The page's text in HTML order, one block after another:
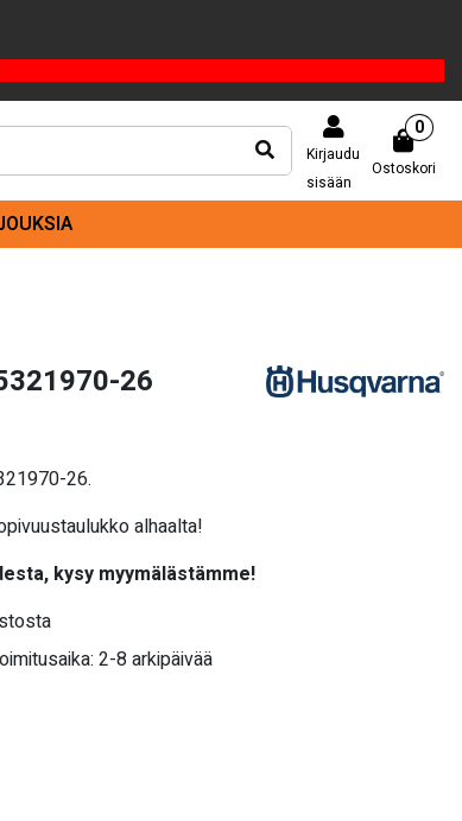
Kirjaudu
sisään
Ostoskori
0
26
26.
alhaalta!
kysy myymälästämme!
2-8 arkipäivää